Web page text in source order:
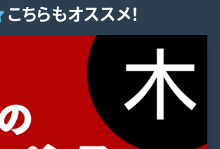
こちらもオススメ！